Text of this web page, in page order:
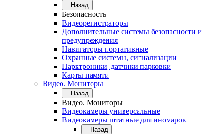
Назад
Безопасность
Видеорегистраторы
Дополнительные системы безопасности и
предупреждения
Навигаторы портативные
Охранные системы, сигнализации
Парктроники, датчики парковки
Карты памяти
Видео. Мониторы
Назад
Видео. Мониторы
Видеокамеры универсальные
Видеокамеры штатные для иномарок
Назад